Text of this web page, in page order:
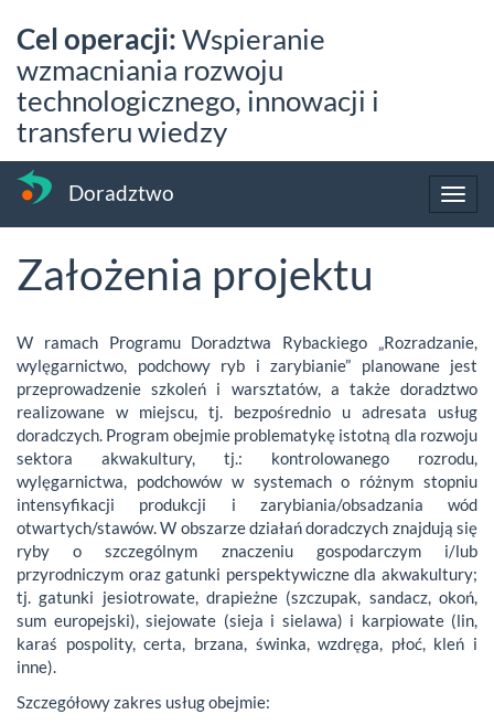
doCel operacji:Wspieranie
wzmacniania rozwoju
technologicznego, innowacji i
transferu wiedzy
Doradztwo
Założenia projektu
W ramach Programu Doradztwa Rybackiego „Rozradzanie,
wylęgarnictwo, podchowy ryb i zarybianie” planowane jest
przeprowadzenie szkoleń i warsztatów, a także doradztwo
realizowane w miejscu, tj. bezpośrednio u adresata usług
doradczych. Program obejmie problematykę istotną dla rozwoju
sektora akwakultury, tj.: kontrolowanego rozrodu,
wylęgarnictwa, podchowów w systemach o różnym stopniu
intensyfikacji produkcji i zarybiania/obsadzania wód
otwartych/stawów. W obszarze działań doradczych znajdują się
ryby o szczególnym znaczeniu gospodarczym i/lub
przyrodniczym oraz gatunki perspektywiczne dla akwakultury;
tj. gatunki jesiotrowate, drapieżne (szczupak, sandacz, okoń,
sum europejski), siejowate (sieja i sielawa) i karpiowate (lin,
karaś pospolity, certa, brzana, świnka, wzdręga, płoć, kleń i
inne).
Szczegółowy zakres usług obejmie: